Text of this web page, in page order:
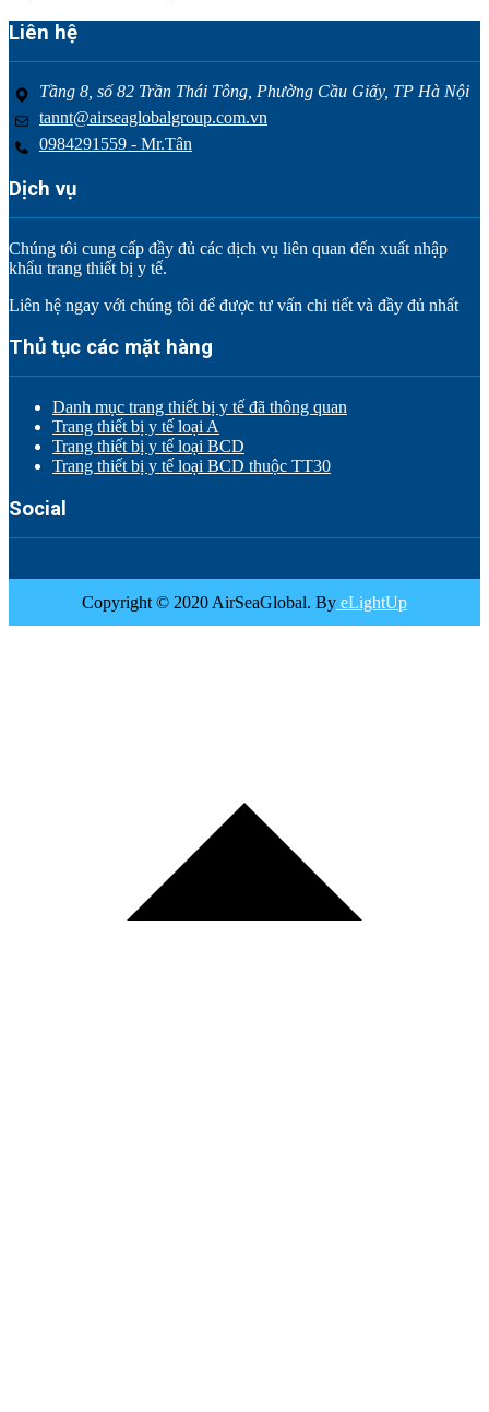
Liên hệ
Tầng 8, số 82 Trần Thái Tông, Phường Cầu Giấy, TP Hà Nội
tannt@airseaglobalgroup.com.vn
0984291559 - Mr.Tân
Dịch vụ
Chúng tôi cung cấp đầy đủ các dịch vụ liên quan đến xuất nhập
khẩu trang thiết bị y tế.
Liên hệ ngay với chúng tôi để được tư vấn chi tiết và đầy đủ nhất
Thủ tục các mặt hàng
Danh mục trang thiết bị y tế đã thông quan
Trang thiết bị y tế loại A
Trang thiết bị y tế loại BCD
Trang thiết bị y tế loại BCD thuộc TT30
Social
Copyright © 2020 AirSeaGlobal. By eLightUp